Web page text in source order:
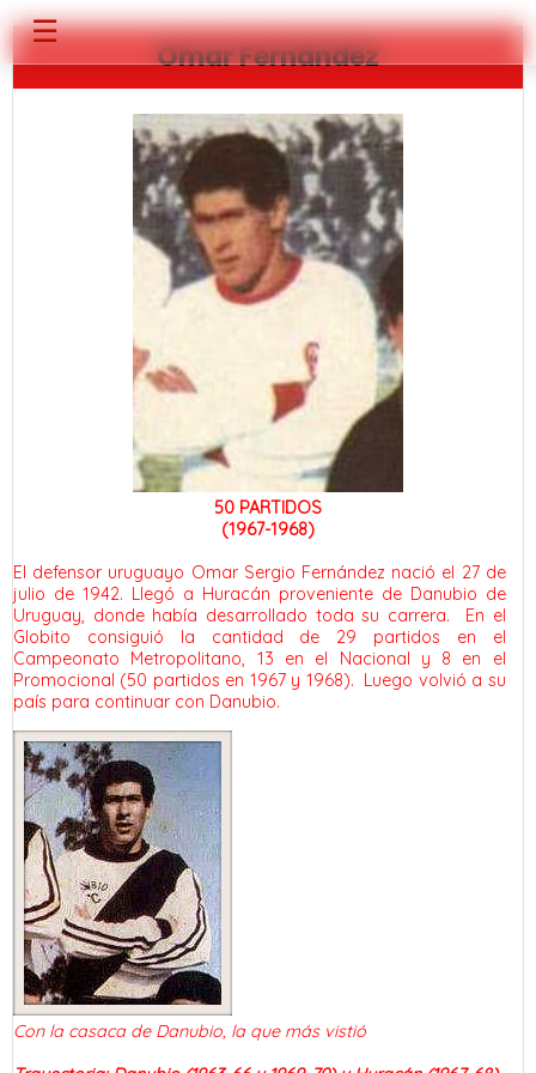
☰
Omar Fernández
50 PARTIDOS
(1967-1968)
El defensor uruguayo Omar Sergio Fernández nació el 27 de
julio de 1942. Llegó a Huracán proveniente de Danubio de
Uruguay, donde había desarrollado toda su carrera. En el
Globito consiguió la cantidad de 29 partidos en el
Campeonato Metropolitano, 13 en el Nacional y 8 en el
Promocional (50 partidos en 1967 y 1968). Luego volvió a su
país para continuar con Danubio.
Con la casaca de Danubio, la que más vistió